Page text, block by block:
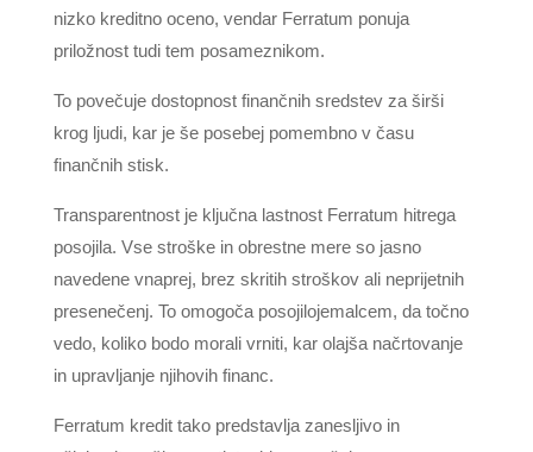
nizko kreditno oceno, vendar Ferratum ponuja
priložnost tudi tem posameznikom.
To povečuje dostopnost finančnih sredstev za širši
krog ljudi, kar je še posebej pomembno v času
finančnih stisk.
Transparentnost je ključna lastnost Ferratum hitrega
posojila. Vse stroške in obrestne mere so jasno
navedene vnaprej, brez skritih stroškov ali neprijetnih
presenečenj. To omogoča posojilojemalcem, da točno
vedo, koliko bodo morali vrniti, kar olajša načrtovanje
in upravljanje njihovih financ.
Ferratum kredit tako predstavlja zanesljivo in